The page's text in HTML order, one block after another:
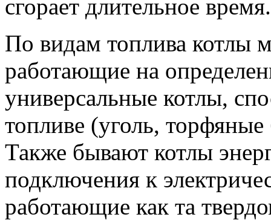
сгорает длительное время.
По видам топлива котлы
работающие на
универсальные котлы,
топливе (уголь,
Также бывают котлы
подключения к
работающие как та